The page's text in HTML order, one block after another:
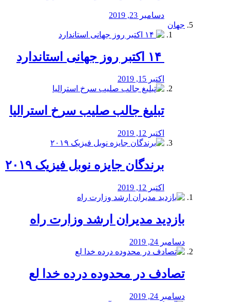
دسامبر 23, 2019
جهان
اکتبر 15, 2019
تبلیغ جالب صلیب سرخ استرالیا
اکتبر 12, 2019
برندگان جایزه نوبل فیزیک ۲۰۱۹
اکتبر 12, 2019
بازدید مدیران ارشد وزارت راه
دسامبر 24, 2019
تصادف در محدوده درده خدا لع
دسامبر 24, 2019